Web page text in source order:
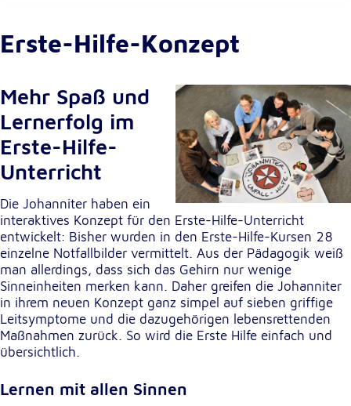
Erste-Hilfe-Konzept
Mehr Spaß und
Lernerfolg im
Erste-Hilfe-
Unterricht
Die Johanniter haben ein
interaktives Konzept für den Erste-Hilfe-Unterricht
entwickelt: Bisher wurden in den Erste-Hilfe-Kursen 28
einzelne Notfallbilder vermittelt. Aus der Pädagogik weiß
man allerdings, dass sich das Gehirn nur wenige
Sinneinheiten merken kann. Daher greifen die Johanniter
in ihrem neuen Konzept ganz simpel auf sieben griffige
Leitsymptome und die dazugehörigen lebensrettenden
Maßnahmen zurück. So wird die Erste Hilfe einfach und
übersichtlich.
Lernen mit allen Sinnen
Name:
Zweck:
Dieser Cookie speichert die gewählte
Einverständnisoption bezüglich Google Analytics
Opt-Out
Cookie Laufzeit:
Einverständnis-Cookie
Name:
cookie_consent
Dieser Cookie speichert die ausgewählten
Einverständnis-Optionen des Benutzers
1 Jahr